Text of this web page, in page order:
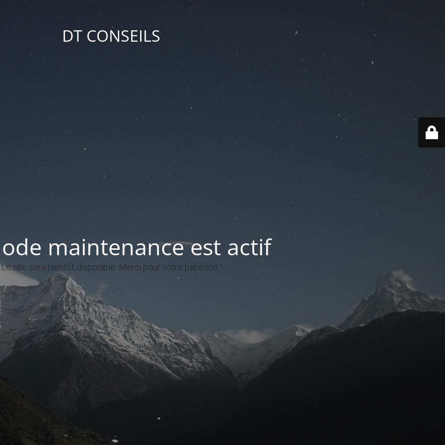
DT CONSEILS
maintenance est actif
Le site sera bientôt disponible. Merci pour votre patience !